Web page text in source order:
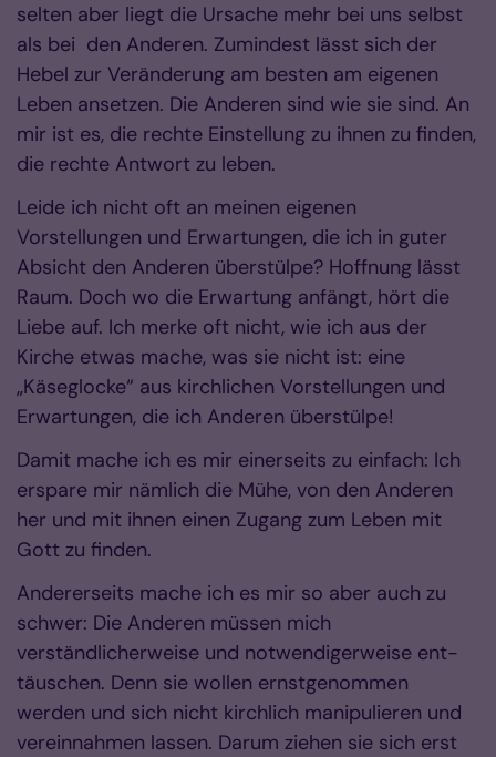
selten aber liegt die Ursache mehr bei uns selbst
als bei den Anderen. Zumindest lässt sich der
Hebel zur Veränderung am besten am eigenen
Leben ansetzen. Die Anderen sind wie sie sind. An
mir ist es, die rechte Einstellung zu ihnen zu finden,
die rechte Antwort zu leben.
Leide ich nicht oft an meinen eigenen
Vorstellungen und Erwartungen, die ich in guter
Absicht den Anderen überstülpe? Hoffnung lässt
Raum. Doch wo die Erwartung anfängt, hört die
Liebe auf. Ich merke oft nicht, wie ich aus der
Kirche etwas mache, was sie nicht ist: eine
„Käseglocke“ aus kirchlichen Vorstellungen und
Erwartungen, die ich Anderen überstülpe!
Damit mache ich es mir einerseits zu einfach: Ich
erspare mir nämlich die Mühe, von den Anderen
her und mit ihnen einen Zugang zum Leben mit
Gott zu finden.
Andererseits mache ich es mir so aber auch zu
schwer: Die Anderen müssen mich
verständlicherweise und notwendigerweise ent-
täuschen. Denn sie wollen ernstgenommen
werden und sich nicht kirchlich manipulieren und
vereinnahmen lassen. Darum ziehen sie sich erst